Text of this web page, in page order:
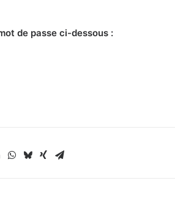
de passe ci-dessous :